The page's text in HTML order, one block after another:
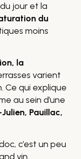
jour et la
du
moins
la
varient
Ce qui explique
au sein d’une
Pauillac,
c’est un peu
vin.